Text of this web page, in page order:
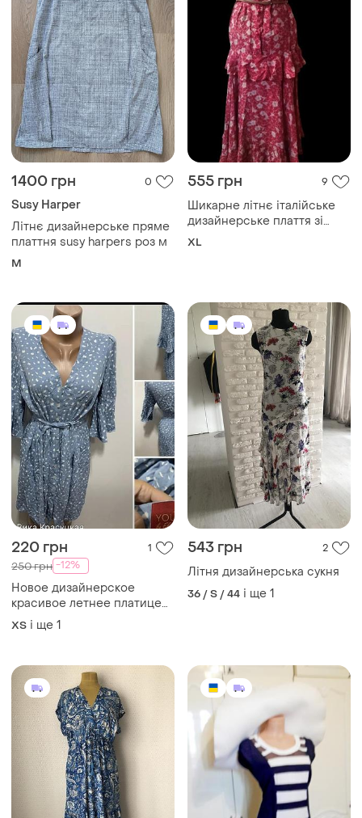
1400 грн 0
Susy Harper
Літнє дизайнерське пряме
платтня susy harpers роз м
M
555 грн 9
Шикарне літнє італійське
дизайнерське плаття зі
100% натурального шовку
XL
220 грн 1
250 грн -12%
Новое дизайнерское
красивое летнее платице
xs-s.р122
ХS і ще 1
543 грн 2
Літня дизайнерська сукня
36 / S / 44 і ще 1